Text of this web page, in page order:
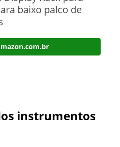
baixo palco de
instrumentos